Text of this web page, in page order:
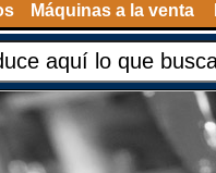
Máquinas a la venta